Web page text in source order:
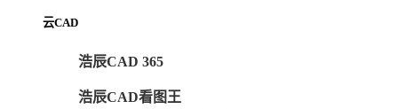
云CAD
浩辰CAD 365
浩辰CAD看图王